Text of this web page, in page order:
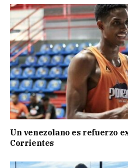
Un venezolano es refuerzo
Corrientes